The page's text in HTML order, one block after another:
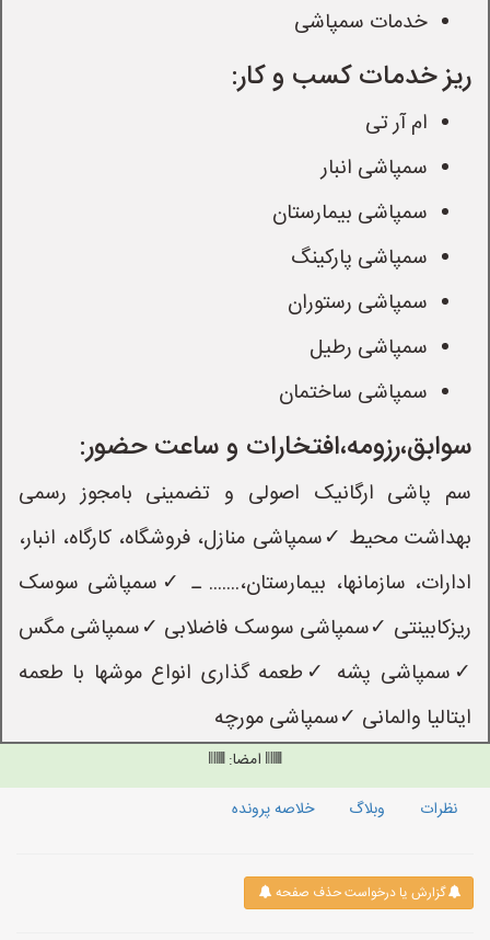
خدمات سمپاشی
ریز خدمات کسب و کار:
ام آر تی
سمپاشی انبار
سمپاشی بیمارستان
سمپاشی پارکینگ
سمپاشی رستوران
سمپاشی رطیل
سمپاشی ساختمان
سوابق،رزومه،افتخارات و ساعت حضور:
سم پاشی ارگانیک اصولی و تضمینی بامجوز رسمی
بهداشت محیط ✓سمپاشی منازل، فروشگاه، کارگاه، انبار،
ادارات، سازمانها، بیمارستان،....... ـ ✓سمپاشی سوسک
ریزکابینتی ✓سمپاشی سوسک فاضلابی ✓سمپاشی مگس
✓سمپاشی پشه ✓طعمه گذاری انواع موشها با طعمه
ایتالیا والمانی ✓سمپاشی مورچه
امضا:
نظرات
وبلاگ خلاصه پرونده
گزارش یا درخواست حذف صفحه